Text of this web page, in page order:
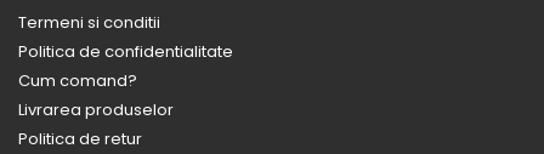
Termeni si conditii
Politica de confidentialitate
Cum comand?
Livrarea produselor
Politica de retur